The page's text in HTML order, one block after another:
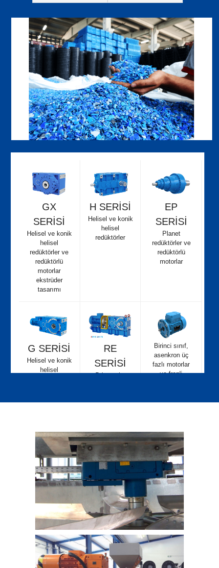
GX
SERİSİ
Helisel ve konik
helisel
redüktörler ve
redüktörlü
motorlar
ekstrüder
tasarımı
H SERİSİ
Helisel ve konik
helisel
redüktörler
EP
SERİSİ
Planet
redüktörler ve
redüktörlü
motorlar
G SERİSİ
Helisel ve konik
helisel
RE
SERİSİ
Drive units
Birinci sınıf,
asenkron üç
fazlı motorlar
ve frenli